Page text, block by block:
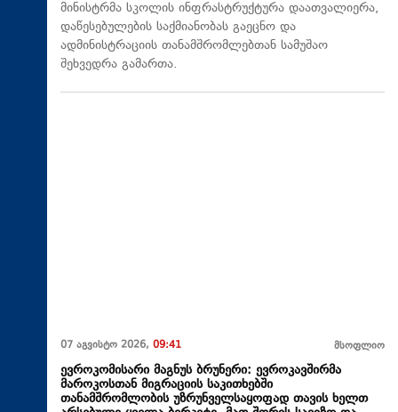
მინისტრმა სკოლის ინფრასტრუქტურა დაათვალიერა,
დაწესებულების საქმიანობას გაეცნო და
ადმინისტრაციის თანამშრომლებთან სამუშაო
შეხვედრა გამართა.
07 აგვისტო 2026, 09:41 მსოფლიო
ევროკომისარი მაგნუს ბრუნერი: ევროკავშირმა
მაროკოსთან მიგრაციის საკითხებში
თანამშრომლობის უზრუნველსაყოფად თავის ხელთ